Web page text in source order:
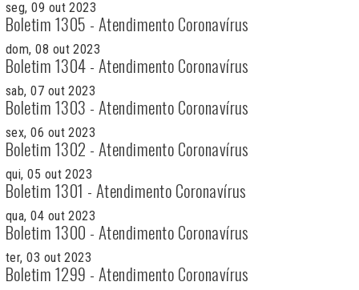
seg, 09 out 2023
Boletim 1305 - Atendimento Coronavírus
dom, 08 out 2023
Boletim 1304 - Atendimento Coronavírus
sab, 07 out 2023
Boletim 1303 - Atendimento Coronavírus
sex, 06 out 2023
Boletim 1302 - Atendimento Coronavírus
qui, 05 out 2023
Boletim 1301 - Atendimento Coronavírus
qua, 04 out 2023
Boletim 1300 - Atendimento Coronavírus
ter, 03 out 2023
Boletim 1299 - Atendimento Coronavírus